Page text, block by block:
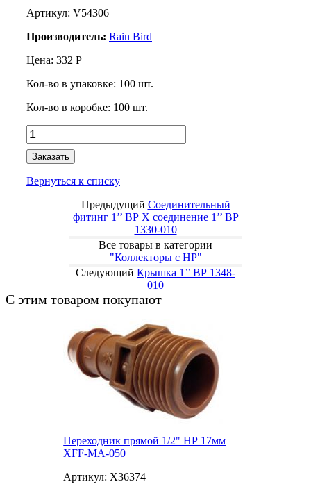
Артикул: V54306
Производитель: Rain Bird
Цена: 332 Р
Кол-во в упаковке: 100 шт.
Кол-во в коробке: 100 шт.
Заказать
Вернуться к списку
Предыдущий Соединительный
фитинг 1’’ ВР X соединение 1’’ ВР
1330-010
Все товары в категории
"Коллекторы с НР"
Следующий Крышка 1’’ ВР 1348-
010
С этим товаром покупают
Переходник прямой 1/2" НР 17мм
XFF-MA-050
Артикул: X36374